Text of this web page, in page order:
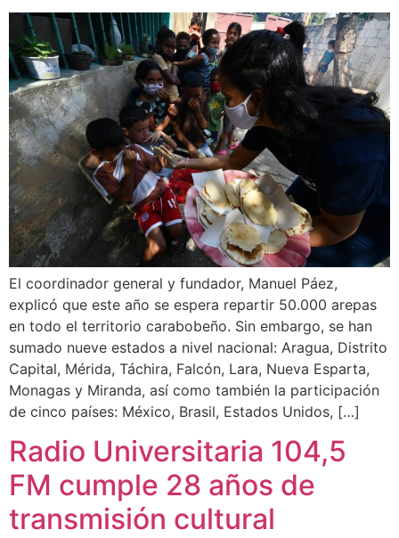
El coordinador general y fundador, Manuel Páez,
explicó que este año se espera repartir 50.000 arepas
en todo el territorio carabobeño. Sin embargo, se han
sumado nueve estados a nivel nacional: Aragua, Distrito
Capital, Mérida, Táchira, Falcón, Lara, Nueva Esparta,
Monagas y Miranda, así como también la participación
de cinco países: México, Brasil, Estados Unidos, […]
Radio Universitaria 104,5
FM cumple 28 años de
transmisión cultural